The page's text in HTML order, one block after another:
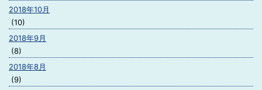
2018年10月
(10)
2018年9月
(8)
2018年8月
(9)